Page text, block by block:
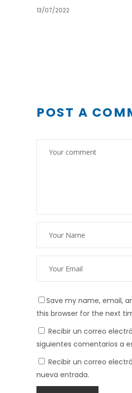
13/07/2022
POST A
Save my name, email,
this browser for the next
Recibir un correo
siguientes comentarios a
Recibir un correo
nueva entrada.